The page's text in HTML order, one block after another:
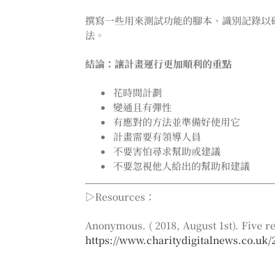
撰寫一些用來測試功能的腳本、識別記錄
法。
結論：讓計畫運行更加順利的重點
花時間計劃
變通且有彈性
有應對的方法並準備好使用它
計畫需要有領導人員
不要害怕尋求幫助或建議
不要忽視他人給出的幫助和建議
▷Resources：
Anonymous. ( 2018, August 1st). Five
https://www.charitydigitalnews.co.uk/